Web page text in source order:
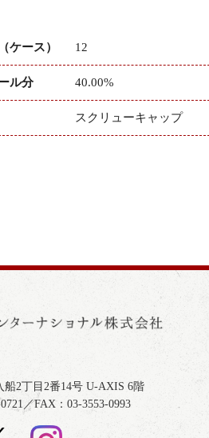
ケース） 12
ル分 40.00%
スクリューキャップ
船2丁目2番14号 U-AXIS 6階
／FAX：03-3553-0993